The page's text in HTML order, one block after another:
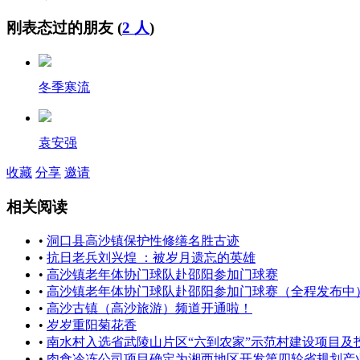
刚表态过的朋友 (2 人)
冬季寒流
袁安强
收藏 分享 邀请
相关阅读
• 洞口县高沙镇保护性修缮名胜古迹
• 抗日老兵刘兴煌 ：被岁月遗忘的英雄
• 高沙镇老年体协门球队赴邵阳参加门球赛
• 高沙镇老年体协门球队赴邵阳参加门球赛（全程发布中
• 高沙古镇（高沙旅游）频道开通啦！
• 岁岁重阳菊花香
• 南水村入选省武陵山片区“六到农家”示范村建设项目及